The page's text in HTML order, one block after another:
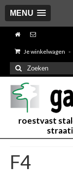
MENU
Je winkelwagen -
Zoeken
naar:
roestvast
F4